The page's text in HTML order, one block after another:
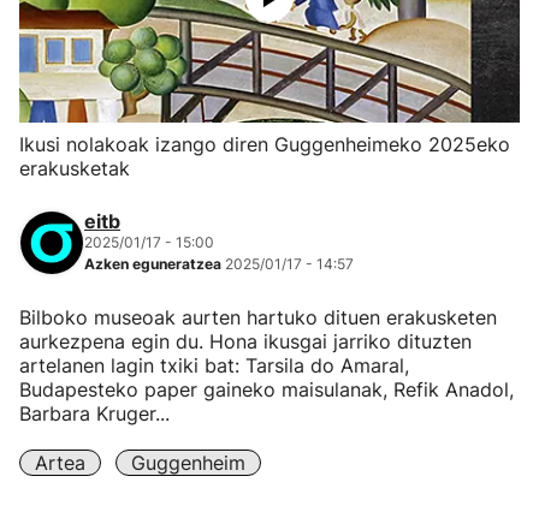
Ikusi nolakoak izango diren Guggenheimeko 2025eko
erakusketak
eitb
2025/01/17 - 15:00
Azken eguneratzea 2025/01/17 - 14:57
Bilboko museoak aurten hartuko dituen erakusketen
aurkezpena egin du. Hona ikusgai jarriko dituzten
artelanen lagin txiki bat: Tarsila do Amaral,
Budapesteko paper gaineko maisulanak, Refik Anadol,
Barbara Kruger...
Artea Guggenheim